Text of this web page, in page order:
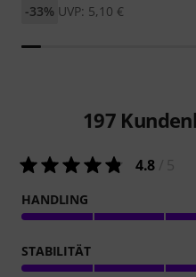
UVP: 5,10 €
-33%
197
4.8
HANDLING
STABILITÄT